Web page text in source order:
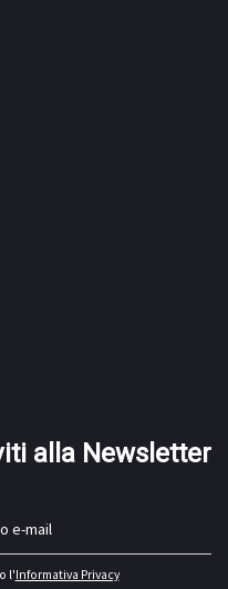
alla Newsletter
l'Informativa Privacy